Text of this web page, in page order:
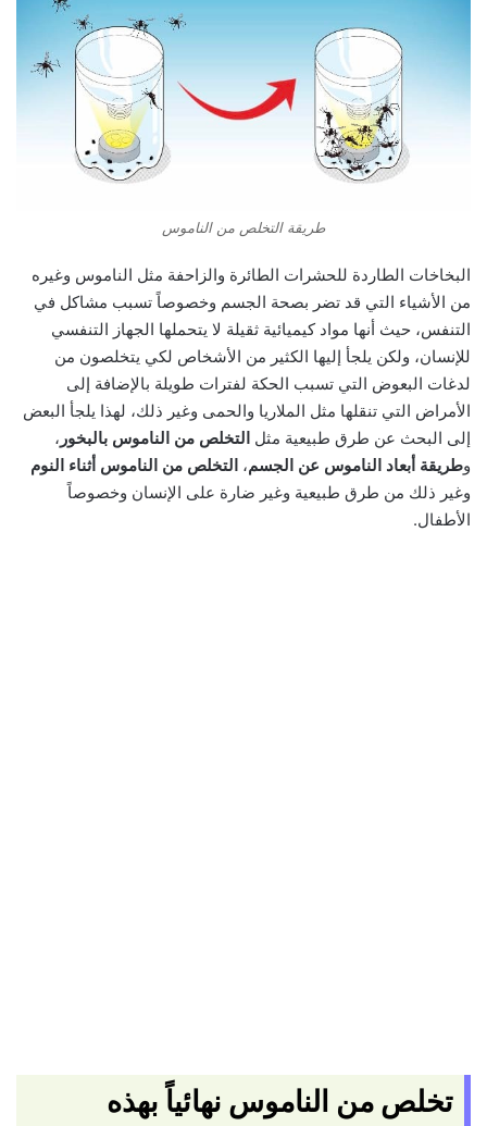
طريقة التخلص من الناموس
البخاخات الطاردة للحشرات الطائرة والزاحفة مثل الناموس وغيره
من الأشياء التي قد تضر بصحة الجسم وخصوصاً تسبب مشاكل في
التنفس، حيث أنها مواد كيميائية ثقيلة لا يتحملها الجهاز التنفسي
للإنسان، ولكن يلجأ إليها الكثير من الأشخاص لكي يتخلصون من
لدغات البعوض التي تسبب الحكة لفترات طويلة بالإضافة إلى
الأمراض التي تنقلها مثل الملاريا والحمى وغير ذلك، لهذا يلجأ البعض
إلى البحث عن طرق طبيعية مثل التخلص من الناموس بالبخور ،
وطريقة أبعاد الناموس عن الجسم، التخلص من الناموس أثناء النوم
وغير ذلك من طرق طبيعية وغير ضارة على الإنسان وخصوصاً
الأطفال.
تخلص من الناموس نهائياً بهذه